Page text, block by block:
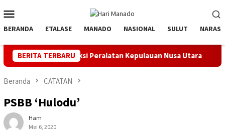
ke
kontenMobile
BERANDA ETALASE MANADO NASIONAL SULUT NARASI
BERITA TERBARU
Peralatan Kepulauan Nusa Utara PLN Manado Minta
Beranda CATATAN
PSBB ‘Hulodu’
Ham
Mei 6, 2020